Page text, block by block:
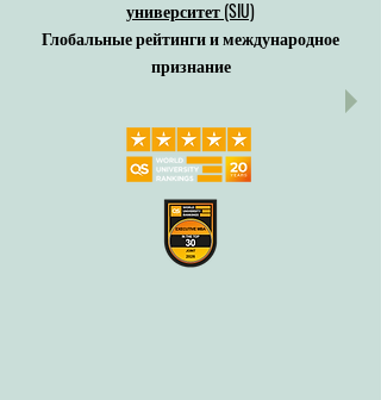
университет (SIU)
Глобальные рейтинги и международное
признание